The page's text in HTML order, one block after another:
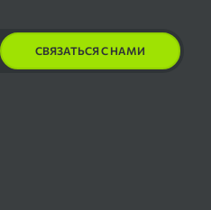
СВЯЗАТЬСЯ С НАМИ